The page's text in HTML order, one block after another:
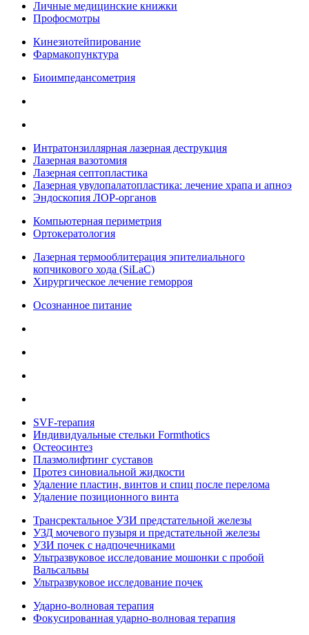
Личные медицинские книжки
Профосмотры
Кинезиотейпирование
Фармакопунктура
Биоимпедансометрия
Интратонзиллярная лазерная деструкция
Лазерная вазотомия
Лазерная септопластика
Лазерная увулопалатопластика: лечение храпа и апноэ
Эндоскопия ЛОР-органов
Компьютерная периметрия
Ортокератология
Лазерная термооблитерация эпителиального
копчикового хода (SiLaC)
Хирургическое лечение геморроя
Осознанное питание
SVF-терапия
Индивидуальные стельки Formthotics
Остеосинтез
Плазмолифтинг суставов
Протез синовиальной жидкости
Удаление пластин, винтов и спиц после перелома
Удаление позиционного винта
Трансректальное УЗИ предстательной железы
УЗД мочевого пузыря и предстательной железы
УЗИ почек с надпочечниками
Ультразвуковое исследование мошонки с пробой
Вальсальвы
Ультразвуковое исследование почек
Ударно-волновая терапия
Фокусированная ударно-волновая терапия